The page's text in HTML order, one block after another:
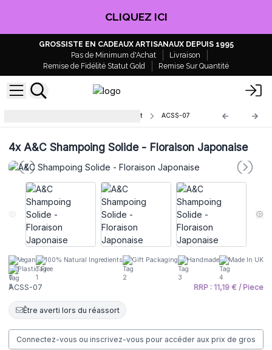
CLIQUEZ ICI
GROSSISTE EN CADEAUX ARTISANAUX DEPUIS 1995
Pas de Minimum d'Achat
Livraison
Remise de Fidélité Statut Gold
Remise Sur Quantité
Shampoings Solides de Agnès&Cat ACSS-07
4xA&C Shampoing Solide - Floraison Japonaise
Vegan 100% Natural Ingredients Gift Packaging Handmade
Made In UK
Plastic Free
ACSS-07 RRP : 11,19 € / Piece
Être averti lors du réassort
Connectez-vous ou inscrivez-vous pour accéder aux prix de gros